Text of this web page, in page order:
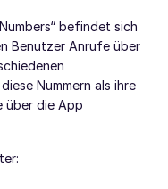
befindet sich
Benutzer Anrufe über
Nummern als ihre
über die App